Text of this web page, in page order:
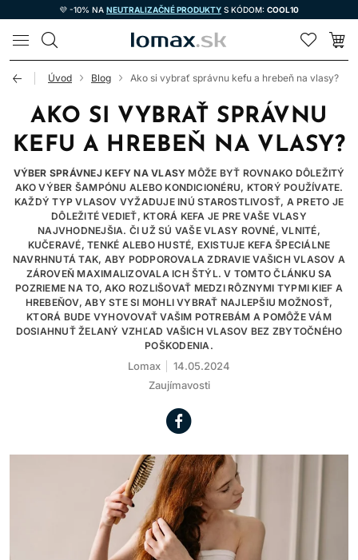
💜 -10% NA NEUTRALIZAČNÉ PRODUKTY S KÓDOM: COOL10
LOMAX
Úvod Blog Ako si vybrať správnu kefu a hrebeň na vlasy?
AKO SI VYBRAŤ SPRÁVNU
KEFU A HREBEŇ NA VLASY?
VÝBER SPRÁVNEJ KEFY NA VLASY MÔŽE BYŤ ROVNAKO DÔLEŽITÝ
AKO VÝBER ŠAMPÓNU ALEBO KONDICIONÉRU, KTORÝ POUŽÍVATE.
KAŽDÝ TYP VLASOV VYŽADUJE INÚ STAROSTLIVOSŤ, A PRETO JE
DÔLEŽITÉ VEDIEŤ, KTORÁ KEFA JE PRE VAŠE VLASY
NAJVHODNEJŠIA. ČI UŽ SÚ VAŠE VLASY ROVNÉ, VLNITÉ,
KUČERAVÉ, TENKÉ ALEBO HUSTÉ, EXISTUJE KEFA ŠPECIÁLNE
NAVRHNUTÁ TAK, ABY PODPOROVALA ZDRAVIE VAŠICH VLASOV A
ZÁROVEŇ MAXIMALIZOVALA ICH ŠTÝL. V TOMTO ČLÁNKU SA
POZRIEME NA TO, AKO ROZLIŠOVAŤ MEDZI RÔZNYMI TYPMI KIEF A
HREBEŇOV, ABY STE SI MOHLI VYBRAŤ NAJLEPŠIU MOŽNOSŤ,
KTORÁ BUDE VYHOVOVAŤ VAŠIM POTREBÁM A POMÔŽE VÁM
DOSIAHNUŤ ŽELANÝ VZHĽAD VAŠICH VLASOV BEZ ZBYTOČNÉHO
POŠKODENIA.
Lomax
14.05.2024
Zaujímavosti